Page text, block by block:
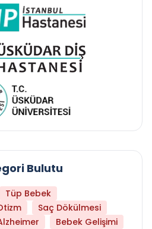
Bulutu
Tüp Bebek
Saç Dökülmesi
Bebek Gelişimi